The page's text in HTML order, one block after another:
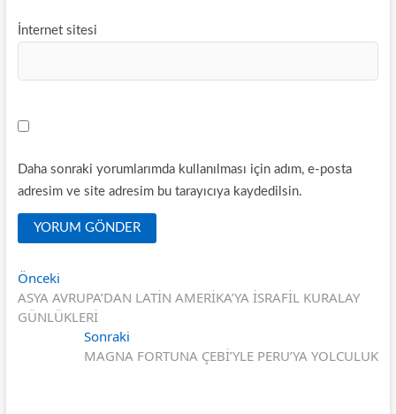
İnternet sitesi
Daha sonraki yorumlarımda kullanılması için adım, e-posta
adresim ve site adresim bu tarayıcıya kaydedilsin.
Yazı
gezinmesi
ÖncekiÖnceki
yazı:
ASYA AVRUPA’DAN LATİN AMERİKA’YA İSRAFİL KURALAY
GÜNLÜKLERİ
Sonraki
yazı:
MAGNA FORTUNA ÇEBİ’YLE PERU’YA YOLCULUK